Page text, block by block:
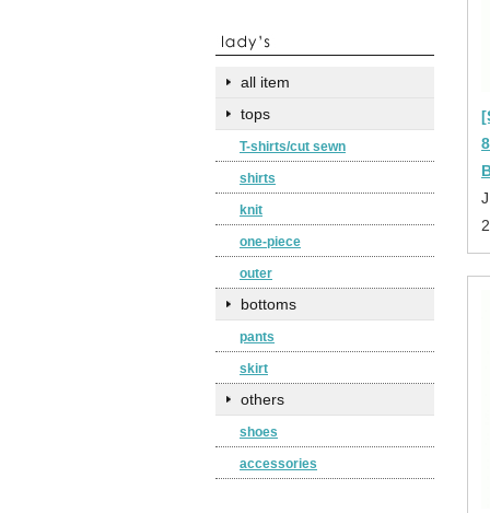
all item
tops
T-shirts/cut sewn
shirts
knit
one-piece
outer
bottoms
pants
skirt
others
shoes
accessories